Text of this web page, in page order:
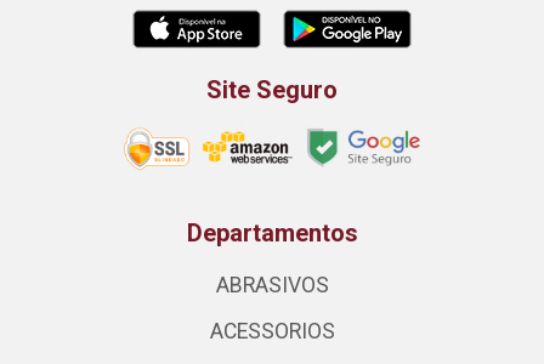
Site Seguro
Departamentos
ABRASIVOS
ACESSORIOS